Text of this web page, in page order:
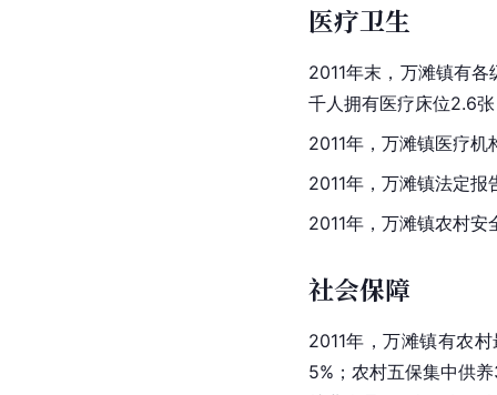
医疗卫生
2011年末，万滩镇有
千人拥有医疗床位2.6
2011年，万滩镇医疗
2011年，万滩镇法定
2011年，万滩镇农村
社会保障
2011年，万滩镇有农
5%；农村五保集中供